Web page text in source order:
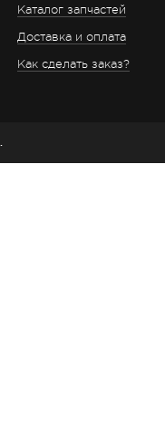
Каталог запчастей
Доставка и оплата
Как сделать заказ?